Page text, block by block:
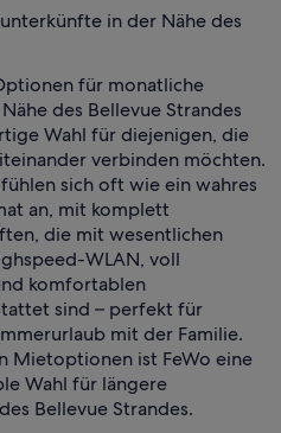
in der Nähe des
für monatliche
des Bellevue Strandes
Wahl für diejenigen, die
verbinden möchten.
sich oft wie ein wahres
an, mit komplett
die mit wesentlichen
WLAN, voll
komfortablen
sind – perfekt für
mit der Familie.
Mietoptionen ist FeWo eine
Wahl für längere
Bellevue Strandes.